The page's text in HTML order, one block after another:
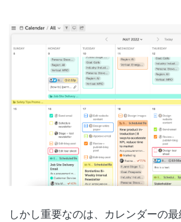
しかし重要なのは、カレンダーの